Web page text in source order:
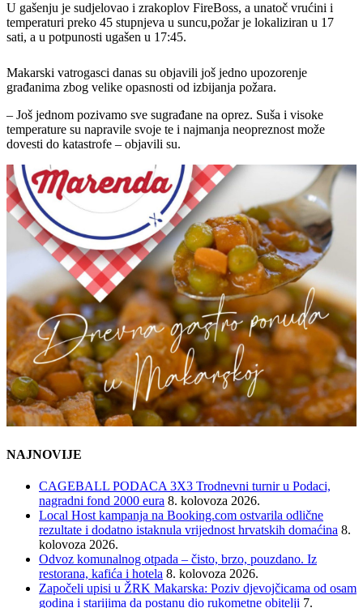
U gašenju je sudjelovao i zrakoplov FireBoss, a unatoč vrućini i
temperaturi preko 45 stupnjeva u suncu,požar je lokaliziran u 17
sati, a u potpunosti ugašen u 17:45.
Makarski vatrogasci danas su objavili još jedno upozorenje
građanima zbog velike opasnosti od izbijanja požara.
– Još jednom pozivamo sve sugrađane na oprez. Suša i visoke
temperature su napravile svoje te i najmanja neopreznost može
dovesti do katastrofe – objavili su.
NAJNOVIJE
CAGEBALL PODACA 3X3 Trodnevni turnir u Podaci,
nagradni fond 2000 eura 8. kolovoza 2026.
Local Host kampanja na Booking.com ostvarila odlične
rezultate i dodatno istaknula vrijednost hrvatskih domaćina 8.
kolovoza 2026.
Odvoz komunalnog otpada – čisto, brzo, pouzdano. Iz
restorana, kafića i hotela 8. kolovoza 2026.
Započeli upisi u ŽRK Makarska: Poziv djevojčicama od osam
godina i starijima da postanu dio rukometne obitelji 7.